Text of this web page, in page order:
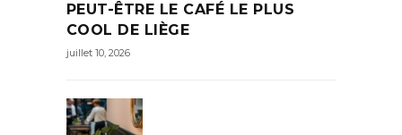
PEUT-ÊTRE LE CAFÉ LE PLUS
COOL DE LIÈGE
juillet 10, 2026